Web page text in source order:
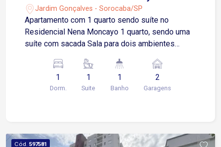
Jardim Gonçalves - Sorocaba/SP
Apartamento com 1 quarto sendo suíte no
Residencial Nena Moncayo 1 quarto, sendo uma
suíte com sacada Sala para dois ambientes
vagas de garagem cobertas Localização
Localizado no Jardim Gonçalves, bairro com
excelente infraestrutura e fácil acesso às
Aproximadamente 12 minutos do Centro de
1
Dorm.
1
Suite
1
Banho
2
Garagens
Cód. 597581